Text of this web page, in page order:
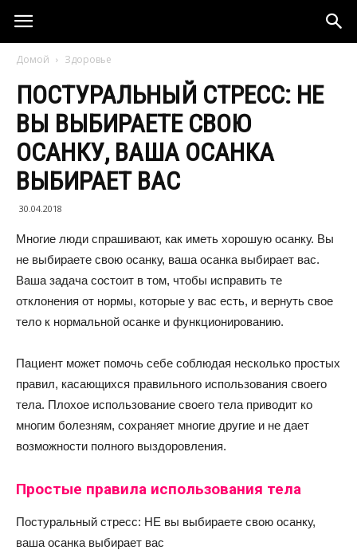
Домой Здоровье
ПОСТУРАЛЬНЫЙ СТРЕСС: НЕ
ВЫ ВЫБИРАЕТЕ СВОЮ
ОСАНКУ, ВАША ОСАНКА
ВЫБИРАЕТ ВАС
30.04.2018
Многие люди спрашивают, как иметь хорошую осанку. Bы
не выбираете свою осанку, ваша осанка выбирает вас.
Ваша задача состоит в том, чтобы исправить те
отклонения от нормы, которые у вас есть, и вернуть свое
тело к нормальной осанке и функционированию.
Пациент может помочь себе соблюдая несколько простых
правил, касающихся правильного использования своего
тела. Плохое использование своего тела приводит ко
многим болезням, сохраняет многие другие и не дает
возможности полного выздоровления.
Простые правила использования тела
Постуральный стресс: НЕ вы выбираете свою осанку,
ваша осанка выбирает вас